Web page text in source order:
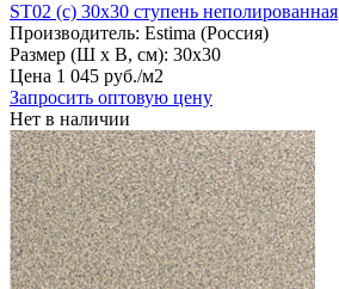
ST02 (с) 30х30 ступень неполированная
Производитель: Estima (Россия)
Размер (Ш х В, см): 30х30
Цена 1 045 руб./м2
Запросить оптовую цену
Нет в наличии